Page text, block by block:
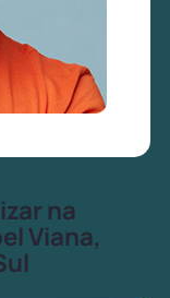
na
Viana,